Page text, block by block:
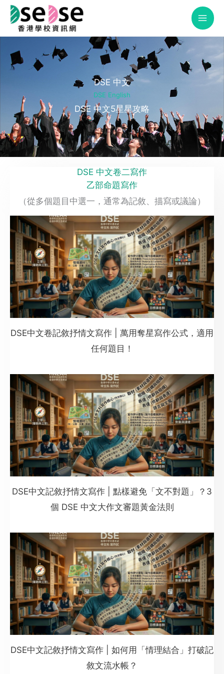
Skip
content
DSE 中文
DSE English
DSE 中文5星星攻略
DSE 中文卷二寫作
乙部命題寫作
（從多個題目中選一，通常為記敘、描寫或議論）
DSE中文卷記敘抒情文寫作 | 萬用奪星寫作公式，適用
任何題目！
DSE中文記敘抒情文寫作 | 點樣避免「文不對題」？3
個 DSE 中文大作文審題黃金法則
DSE中文記敘抒情文寫作 | 如何用「情理結合」打破記
敘文流水帳？